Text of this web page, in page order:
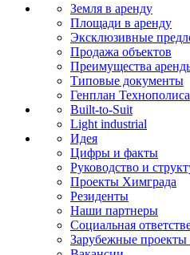
Земля в аренду
Площади в аренду
Эксклюзивные
Продажа объектов
Преимущества
Типовые документы
Генплан Технополиса
Built-to-Suit
Light industrial
Идея
Цифры и факты
Руководство и
Проекты Химграда
Резиденты
Наши партнеры
Социальная
Зарубежные